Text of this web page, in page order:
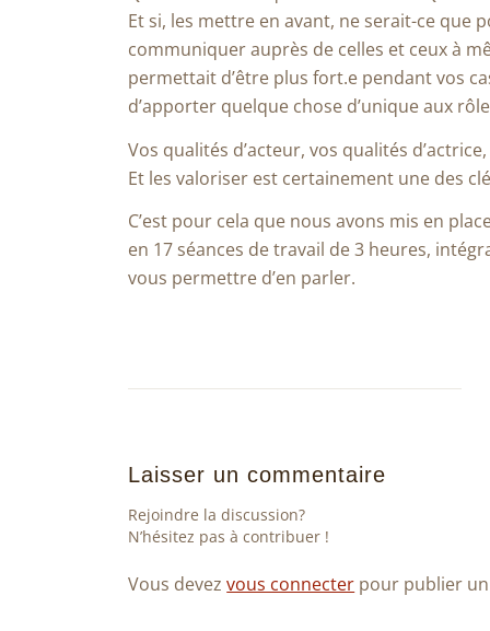
Et si, les mettre en avant, ne serait-ce que
communiquer auprès de celles et ceux à
permettait d’être plus fort.e pendant vos
d’apporter quelque chose d’unique aux
Vos qualités d’acteur, vos qualités
Et les valoriser est certainement une des
C’est pour cela que nous avons mis en
en 17 séances de travail de 3 heures,
vous permettre d’en parler.
Laisser un commentaire
Rejoindre la discussion?
N’hésitez pas à contribuer !
Vous devezvous connecter pour publier